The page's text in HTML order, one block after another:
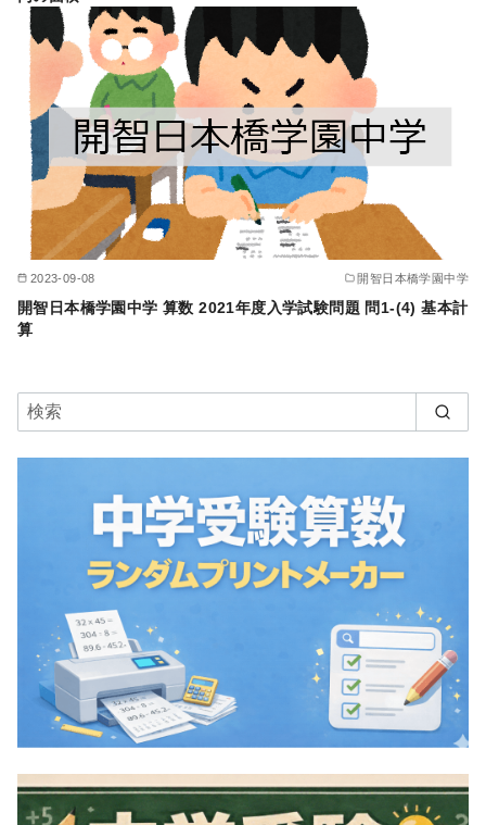
2023-09-08 開智日本橋学園中学
開智日本橋学園中学 算数 2021年度入学試験問題 問1-(4) 基本計
算